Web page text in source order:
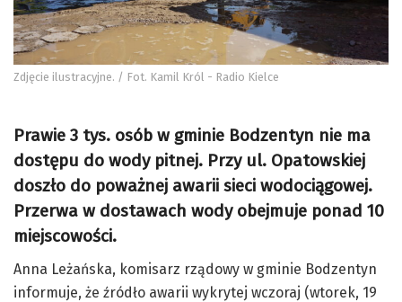
Zdjęcie ilustracyjne. / Fot. Kamil Król - Radio Kielce
Prawie 3 tys. osób w gminie Bodzentyn nie ma
dostępu do wody pitnej. Przy ul. Opatowskiej
doszło do poważnej awarii sieci wodociągowej.
Przerwa w dostawach wody obejmuje ponad 10
miejscowości.
Anna Leżańska, komisarz rządowy w gminie Bodzentyn
informuje, że źródło awarii wykrytej wczoraj (wtorek, 19